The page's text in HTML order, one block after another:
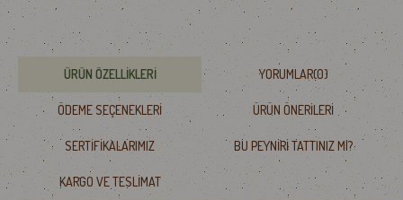
ÜRÜN ÖZELLIKLERI YORUMLAR(0)
ÖDEME SEÇENEKLERI ÜRÜN ÖNERILERI
SERTIFIKALARIMIZ BU PEYNIRI TATTINIZ MI?
KARGO VE TESLIMAT